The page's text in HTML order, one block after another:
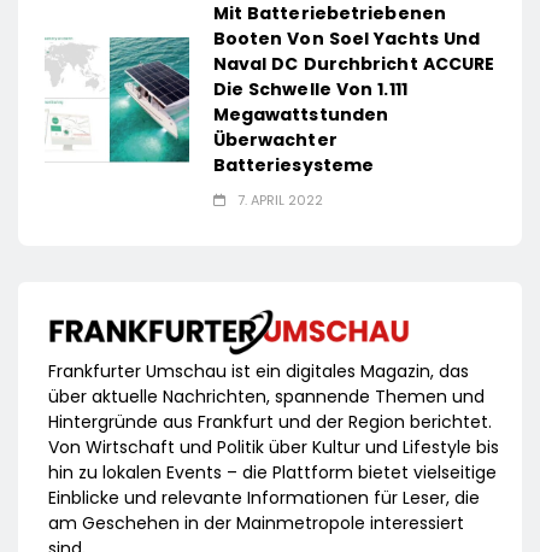
Mit Batteriebetriebenen
Booten Von Soel Yachts Und
Naval DC Durchbricht ACCURE
Die Schwelle Von 1.111
Megawattstunden
Überwachter
Batteriesysteme
7. APRIL 2022
Frankfurter Umschau ist ein digitales Magazin, das
über aktuelle Nachrichten, spannende Themen und
Hintergründe aus Frankfurt und der Region berichtet.
Von Wirtschaft und Politik über Kultur und Lifestyle bis
hin zu lokalen Events – die Plattform bietet vielseitige
Einblicke und relevante Informationen für Leser, die
am Geschehen in der Mainmetropole interessiert